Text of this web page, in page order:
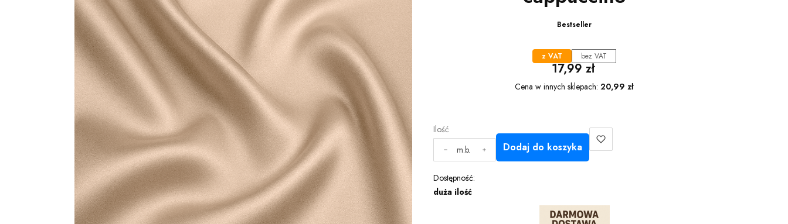
Bestseller
z VAT bez VAT
Cena
17,99 zł
Cena w innych sklepach: 20,99 zł
Ilość
m.b.
Dodaj do koszyka
Dostępność:
duża ilość